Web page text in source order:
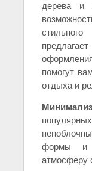
дерева и
помогут
отдыха и
формы и
атмосферу